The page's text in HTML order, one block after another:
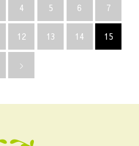
4 5 6 7
12 13 14 15